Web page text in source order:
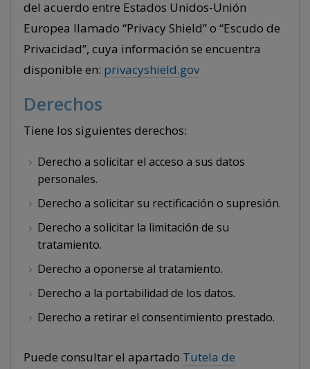
del acuerdo entre Estados Unidos-Unión
Europea llamado “Privacy Shield” o “Escudo de
Privacidad”, cuya información se encuentra
disponible en: privacyshield.gov
Derechos
Tiene los siguientes derechos:
Derecho a solicitar el acceso a sus datos
personales.
Derecho a solicitar su rectificación o supresión.
Derecho a solicitar la limitación de su
tratamiento.
Derecho a oponerse al tratamiento.
Derecho a la portabilidad de los datos.
Derecho a retirar el consentimiento prestado.
Puede consultar el apartado Tutela de